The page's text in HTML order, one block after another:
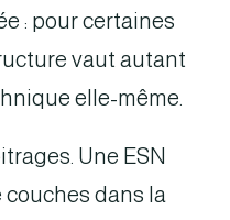
: pour certaines
vaut autant
elle-même.
Une ESN
dans la